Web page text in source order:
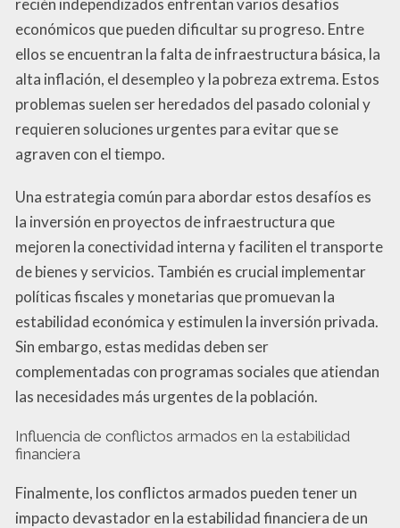
recién independizados enfrentan varios desafíos
económicos que pueden dificultar su progreso. Entre
ellos se encuentran la falta de infraestructura básica, la
alta inflación, el desempleo y la pobreza extrema. Estos
problemas suelen ser heredados del pasado colonial y
requieren soluciones urgentes para evitar que se
agraven con el tiempo.
Una estrategia común para abordar estos desafíos es
la inversión en proyectos de infraestructura que
mejoren la conectividad interna y faciliten el transporte
de bienes y servicios. También es crucial implementar
políticas fiscales y monetarias que promuevan la
estabilidad económica y estimulen la inversión privada.
Sin embargo, estas medidas deben ser
complementadas con programas sociales que atiendan
las necesidades más urgentes de la población.
Influencia de conflictos armados en la estabilidad
financiera
Finalmente, los conflictos armados pueden tener un
impacto devastador en la estabilidad financiera de un